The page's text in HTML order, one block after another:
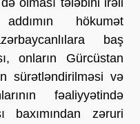
hökumət
baş
onların Gürcüstan
sürətləndirilməsi və
fəaliyyətində
baxımından zəruri